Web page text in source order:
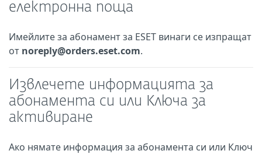
електронна поща
Имейлите за абонамент за ESET винаги се изпращат
от noreply@orders.eset.com.
Извлечете информацията за
абонамента си или Ключа за
активиране
Ако нямате информация за абонамента си или Ключ